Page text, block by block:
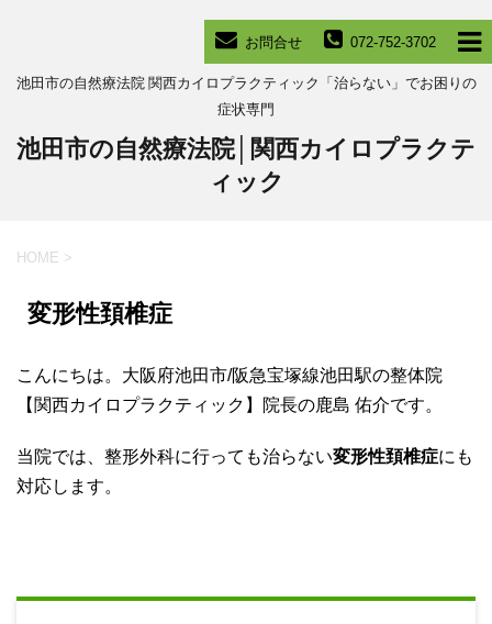
072-752-3702
お問合せ
池田市の自然療法院 関西カイロプラクティック「治らない」でお困りの
症状専門
池田市の自然療法院│関西カイロプラクテ
ィック
HOME >
変形性頚椎症
こんにちは。大阪府池田市/阪急宝塚線池田駅の整体院
【関西カイロプラクティック】院長の鹿島 佑介です。
当院では、整形外科に行っても治らない変形性頚椎症にも
対応します。